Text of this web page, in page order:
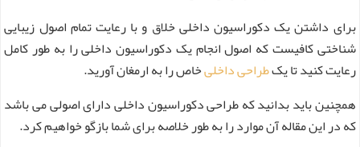
برای داشتن یک دکوراسیون داخلی خلاق و با رعایت تمام اصول زیبایی
شناختی کافیست که اصول انجام یک دکوراسیون داخلی را به طور کامل
رعایت کنید تا یکطراحی داخلیخاص را به ارمغان آورید.
همچنین باید بدانید که طراحی دکوراسیون داخلی دارای اصولی می باشد
که در این مقاله آن موارد را به طور خلاصه برای شما بازگو خواهیم کرد.